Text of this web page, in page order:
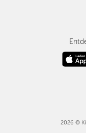
2026 ©